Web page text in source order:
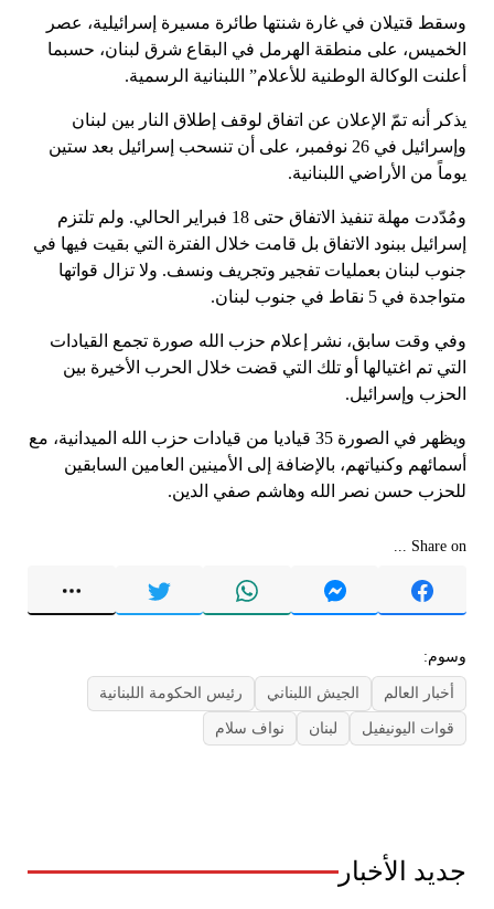
وسقط قتيلان في غارة شنتها طائرة مسيرة إسرائيلية، عصر
الخميس، على منطقة الهرمل في البقاع شرق لبنان، حسبما
أعلنت الوكالة الوطنية للأعلام” اللبنانية الرسمية.
يذكر أنه تمّ الإعلان عن اتفاق لوقف إطلاق النار بين لبنان
وإسرائيل في 26 نوفمبر، على أن تنسحب إسرائيل بعد ستين
يوماً من الأراضي اللبنانية.
ومُدّدت مهلة تنفيذ الاتفاق حتى 18 فبراير الحالي. ولم تلتزم
إسرائيل ببنود الاتفاق بل قامت خلال الفترة التي بقيت فيها في
جنوب لبنان بعمليات تفجير وتجريف ونسف. ولا تزال قواتها
متواجدة في 5 نقاط في جنوب لبنان.
وفي وقت سابق، نشر إعلام حزب الله صورة تجمع القيادات
التي تم اغتيالها أو تلك التي قضت خلال الحرب الأخيرة بين
الحزب وإسرائيل.
ويظهر في الصورة 35 قياديا من قيادات حزب الله الميدانية، مع
أسمائهم وكنياتهم، بالإضافة إلى الأمينين العامين السابقين
للحزب حسن نصر الله وهاشم صفي الدين.
Share on ...
وسوم:
أخبار العالم الجيش اللبناني
رئيس الحكومة اللبنانية
قوات اليونيفيل
لبنان نواف سلام
جديد الأخبار